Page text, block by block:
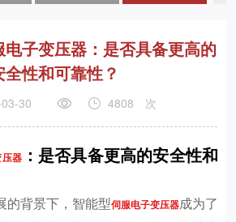
子变压器：是否具备更高的
全性和可靠性？
30 4808 次
压器：是否具备更高的安全性和
的背景下，智能型伺服电子变压器成为了